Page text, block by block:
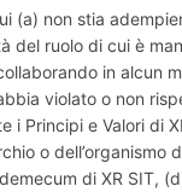
(a) non stia
del ruolo di cui è
in alcun
violato o non
i Principi e Valori di
o dell’organismo
di XR SIT,